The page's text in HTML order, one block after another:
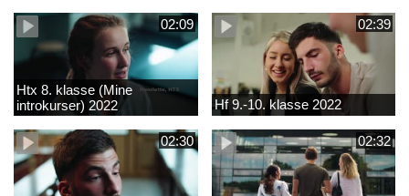
02:09
Htx 8. klasse (Mine
introkurser) 2022
02:39
Hf 9.-10. klasse 2022
02:30 02:32